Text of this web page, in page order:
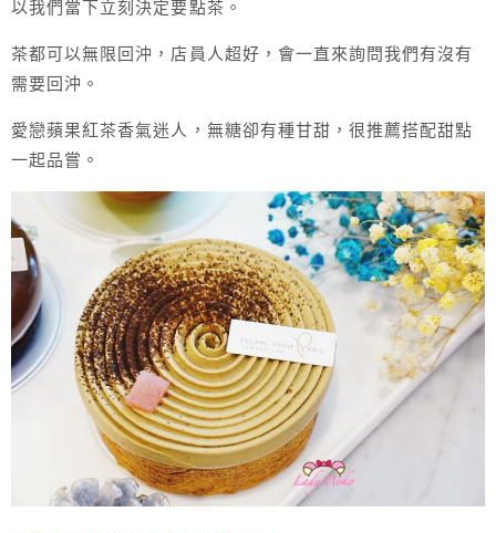
以我們當下立刻決定要點茶。
茶都可以無限回沖，店員人超好，會一直來詢問我們有沒有
需要回沖。
愛戀蘋果紅茶香氣迷人，無糖卻有種甘甜，很推薦搭配甜點
一起品嘗。